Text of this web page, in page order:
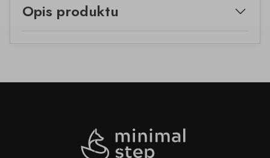
Opis produktu